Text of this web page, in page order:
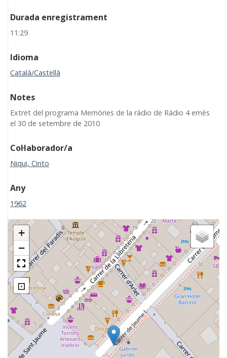
Durada enregistrament
11:29
Idioma
Català/Castellà
Notes
Extret del programa Memòries de la ràdio de Ràdio 4 emès
el 30 de setembre de 2010
Col·laborador/a
Niqui, Cinto
Any
1962
+
−
⊡